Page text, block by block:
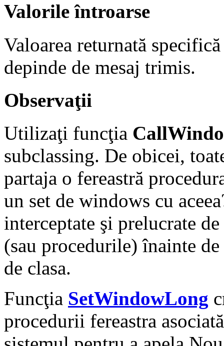
Valorile întroarse
Valoarea returnată
depinde de mesaj trimis.
Observaţii
Utilizaţi funcţia
subclassing. De obicei,
partaja o fereastră
un set de windows cu
interceptate şi prelucrate
(sau procedurile) înainte
de clasa.
Funcţia SetWindowLong
procedurii fereastra